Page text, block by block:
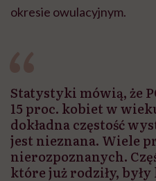
okresie owulacyjnym.
Statystyki mówią, że
15 proc. kobiet w
dokładna częstość
jest nieznana. Wiele
nierozpoznanych.
które już rodziły,